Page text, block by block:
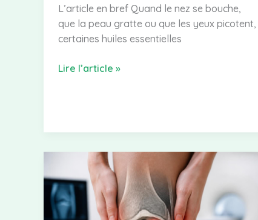
L’article en bref Quand le nez se bouche,
que la peau gratte ou que les yeux picotent,
certaines huiles essentielles
Huile
allergies
Lire l’article »